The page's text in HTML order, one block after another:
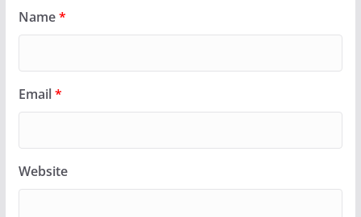
Name*
Email*
Website